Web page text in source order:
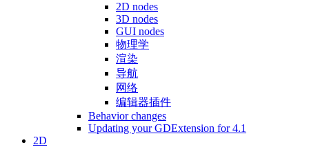
2D nodes
3D nodes
GUI nodes
物理学
渲染
导航
网络
编辑器插件
Behavior changes
Updating your GDExtension for 4.1
2D